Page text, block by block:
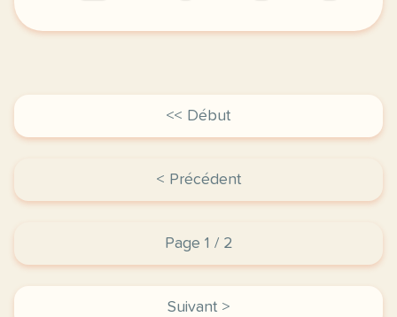
exercice b2 dictee le petit prince antoine de
<< Début
< Précédent
Page 1 / 2
Suivant >